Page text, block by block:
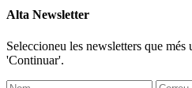
Alta Newsletter
Seleccioneu les newsletters que més
'Continuar'.